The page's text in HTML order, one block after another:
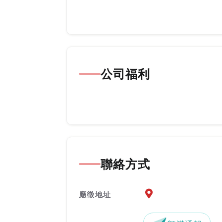
公司福利
聯絡方式
應徵地址 應徵地址地圖『另開新